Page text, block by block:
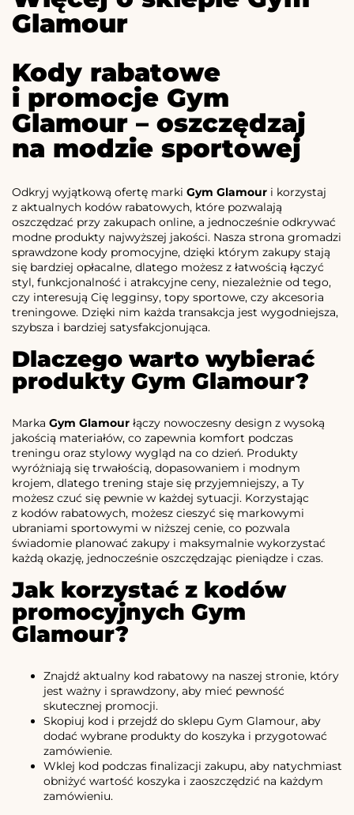
Glamour
Kody rabatowe
i promocje Gym
Glamour – oszczędzaj
na modzie sportowej
Odkryj wyjątkową ofertę marki Gym Glamour i korzystaj
z aktualnych kodów rabatowych, które pozwalają
oszczędzać przy zakupach online, a jednocześnie odkrywać
modne produkty najwyższej jakości. Nasza strona gromadzi
sprawdzone kody promocyjne, dzięki którym zakupy stają
się bardziej opłacalne, dlatego możesz z łatwością łączyć
styl, funkcjonalność i atrakcyjne ceny, niezależnie od tego,
czy interesują Cię legginsy, topy sportowe, czy akcesoria
treningowe. Dzięki nim każda transakcja jest wygodniejsza,
szybsza i bardziej satysfakcjonująca.
Dlaczego warto wybierać
produkty Gym Glamour?
Marka Gym Glamour łączy nowoczesny design z wysoką
jakością materiałów, co zapewnia komfort podczas
treningu oraz stylowy wygląd na co dzień. Produkty
wyróżniają się trwałością, dopasowaniem i modnym
krojem, dlatego trening staje się przyjemniejszy, a Ty
możesz czuć się pewnie w każdej sytuacji. Korzystając
z kodów rabatowych, możesz cieszyć się markowymi
ubraniami sportowymi w niższej cenie, co pozwala
świadomie planować zakupy i maksymalnie wykorzystać
każdą okazję, jednocześnie oszczędzając pieniądze i czas.
Jak korzystać z kodów
promocyjnych Gym
Glamour?
Znajdź aktualny kod rabatowy na naszej stronie, który
jest ważny i sprawdzony, aby mieć pewność
skutecznej promocji.
Skopiuj kod i przejdź do sklepu Gym Glamour, aby
dodać wybrane produkty do koszyka i przygotować
zamówienie.
Wklej kod podczas finalizacji zakupu, aby natychmiast
obniżyć wartość koszyka i zaoszczędzić na każdym
zamówieniu.